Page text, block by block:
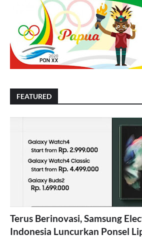
FEATURED
Terus Berinovasi, Samsung
Indonesia Luncurkan Ponsel